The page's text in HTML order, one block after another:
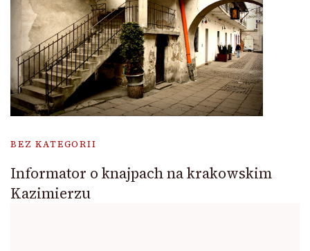
BEZ KATEGORII
Informator o knajpach na krakowskim
Kazimierzu